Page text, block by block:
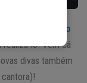
o mesmo
signo
realizá-lo! Vem cá
divas também